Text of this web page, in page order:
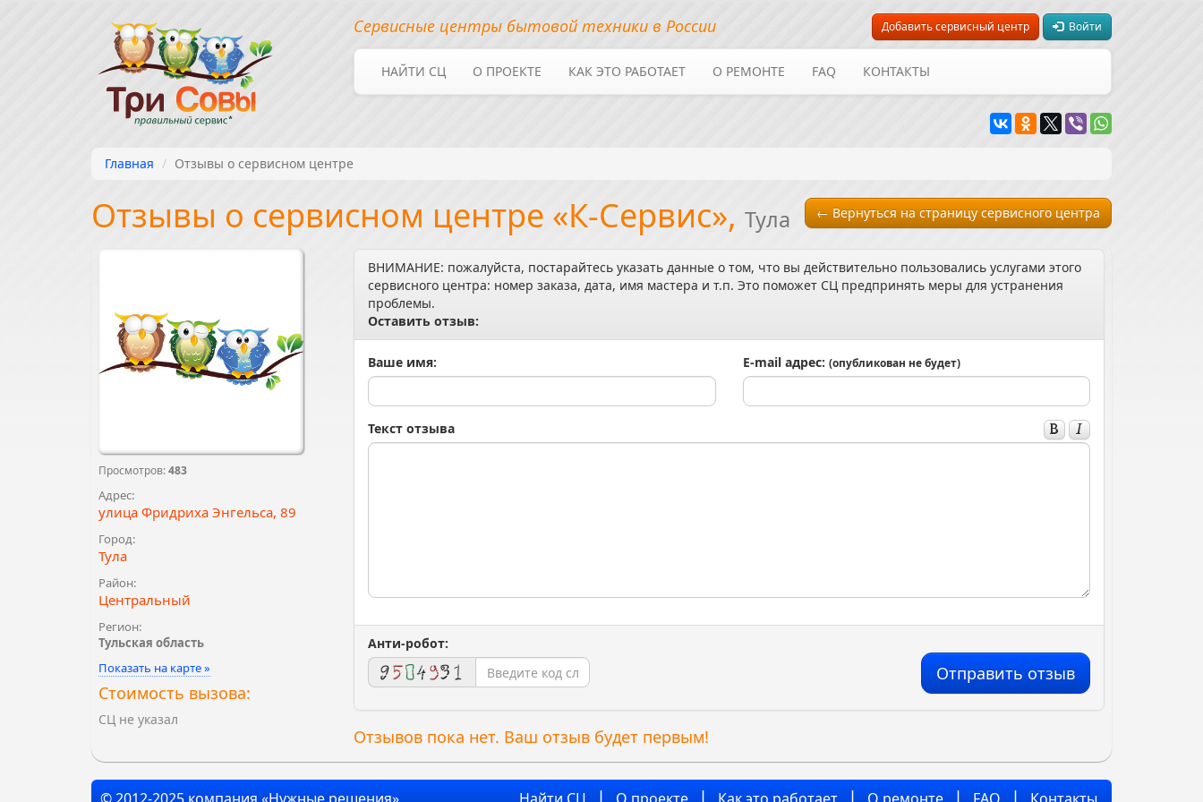
Добавить сервисный центр Войти
Сервисные центры бытовой техники в России
НАЙТИ СЦ О ПРОЕКТЕ КАК ЭТО РАБОТАЕТ О РЕМОНТЕ FAQ КОНТАКТЫ
Главная Отзывы о сервисном центре
← Вернуться на страницу сервисного центра
Отзывы о сервисном центре «К-Сервис», Тула
Просмотров:483
Адрес:
улица Фридриха Энгельса, 89
Город:
Тула
Район:
Центральный
Регион:
Тульская область
Показать на карте »
Стоимость вызова:
СЦ не указал
ВНИМАНИЕ: пожалуйста, постарайтесь указать данные о том, что вы действительно пользовались услугами этого
сервисного центра: номер заказа, дата, имя мастера и т.п. Это поможет СЦ предпринять меры для устранения
проблемы.
Оставить отзыв:
Ваше имя: E-mail адрес: (опубликован не будет)
Текст отзыва
Анти-робот:
Отправить отзыв
Отзывов пока нет. Ваш отзыв будет первым!